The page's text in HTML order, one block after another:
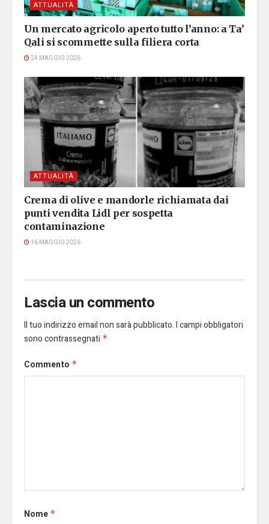
ATTUALITÀ
Un mercato agricolo aperto tutto l’anno: a Ta’
Qali si scommette sulla filiera corta
24 MAGGIO 2026
ATTUALITÀ
Crema di olive e mandorle richiamata dai
punti vendita Lidl per sospetta
contaminazione
16 MAGGIO 2026
Lascia un commento
Il tuo indirizzo email non sarà pubblicato.I campi obbligatori
sono contrassegnati *
Commento *
Nome *